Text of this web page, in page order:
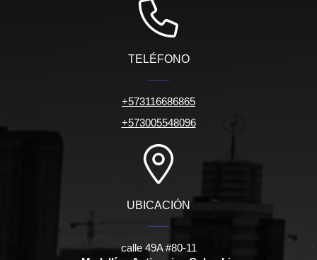
TELÉFONO
+573116686865
+573005548096
UBICACIÓN
calle 49A #80-11